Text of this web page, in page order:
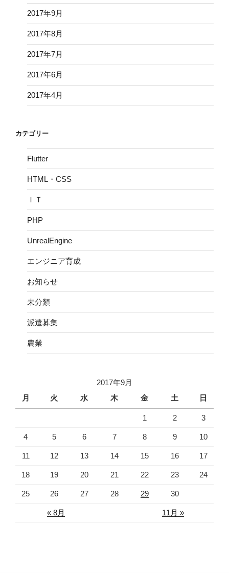
2017年9月
2017年8月
2017年7月
2017年6月
2017年4月
カテゴリー
Flutter
HTML・CSS
ＩＴ
PHP
UnrealEngine
エンジニア育成
お知らせ
未分類
派遣募集
農業
2017年9月
月
火 水 木 金 土 日
« 8月 11月 »
1 2 3
4 5 6 7 8 9 10
11 12 13 14 15 16 17
18 19 20 21 22 23 24
25 26 27 28 29 30